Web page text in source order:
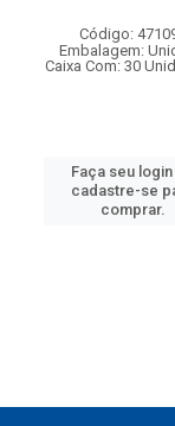
Código:
Embalagem:
Caixa Com: 30
Faça seu
cadastre-se
comprar.